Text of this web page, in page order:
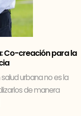
Co-creación para la
urbana no es la
de manera